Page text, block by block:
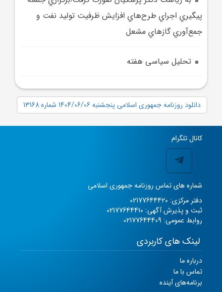
پيگيري اجراي طرح‌هاي افزايش ظرفيت توليد نفت و
جمع‌آوري گازهاي مشعل
تحلیل سیاسی هفته
دانلود روزنامه جمهوری اسلامی پنجشنبه 1404/06/06 شماره 13168
کانال تلگرام
شماره های تماس روزنامه جمهوری اسلامی
دفتر مرکزی: 02177644420
ثبت و پذیرش آگهی: 02177644410
روابط عمومی: 02177644409
لینک های کاربردی
درباره ما
تماس با ما
برنامه‌های آینده